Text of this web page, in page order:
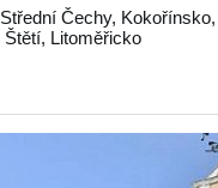
Střední Čechy, Kokořínsko,
Štětí, Litoměřicko